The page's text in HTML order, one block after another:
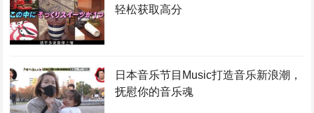
轻松获取高分
日本音乐节目Music打造音乐新浪潮，
抚慰你的音乐魂